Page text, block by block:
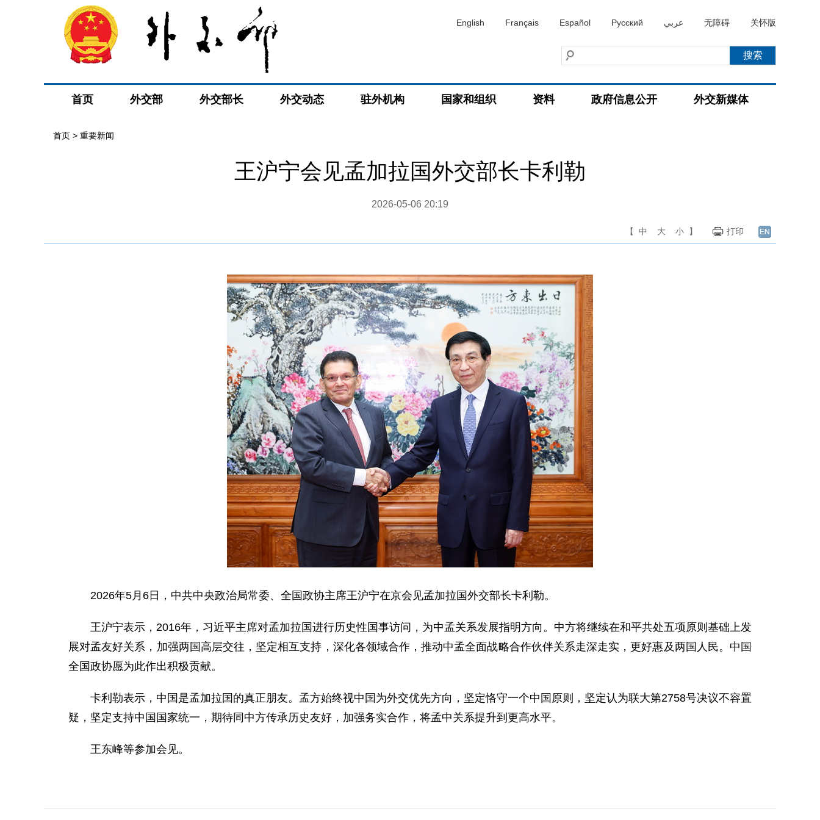
English Français Español Русский عربي 无障碍 关怀版
首页 外交部 外交部长 外交动态 驻外机构 国家和组织 资料 政府信息公开 外交新媒体
首页 > 重要新闻
王沪宁会见孟加拉国外交部长卡利勒
2026-05-06 20:19
【 中 大 小 】 打印
2026年5月6日，中共中央政治局常委、全国政协主席王沪宁在京会见孟加拉国外交部长卡利勒。
王沪宁表示，2016年，习近平主席对孟加拉国进行历史性国事访问，为中孟关系发展指明方向。中方将继续在和平共处五项原则基础上发
展对孟友好关系，加强两国高层交往，坚定相互支持，深化各领域合作，推动中孟全面战略合作伙伴关系走深走实，更好惠及两国人民。中国
全国政协愿为此作出积极贡献。
卡利勒表示，中国是孟加拉国的真正朋友。孟方始终视中国为外交优先方向，坚定恪守一个中国原则，坚定认为联大第2758号决议不容置
疑，坚定支持中国国家统一，期待同中方传承历史友好，加强务实合作，将孟中关系提升到更高水平。
王东峰等参加会见。